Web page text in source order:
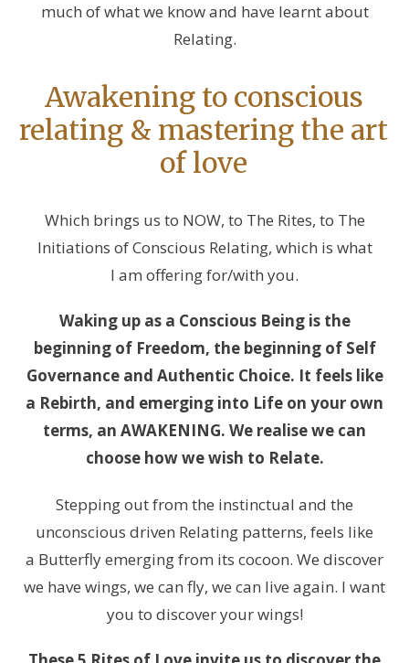
much of what we know and have learnt about
Relating.
Awakening to conscious
relating & mastering the art
of love
Which brings us to NOW, to The Rites, to The
Initiations of Conscious Relating, which is what
I am offering for/with you.
Waking up as a Conscious Being is the
beginning of Freedom, the beginning of Self
Governance and Authentic Choice. It feels like
a Rebirth, and emerging into Life on your own
terms, an AWAKENING. We realise we can
choose how we wish to Relate.
Stepping out from the instinctual and the
unconscious driven Relating patterns, feels like
a Butterfly emerging from its cocoon. We discover
we have wings, we can fly, we can live again. I want
you to discover your wings!